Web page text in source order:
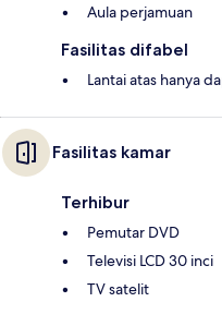
Aula perjamuan
Fasilitas difabel
Lantai atas hanya
Fasilitas kamar
Terhibur
Pemutar DVD
Televisi LCD 30 inci
TV satelit